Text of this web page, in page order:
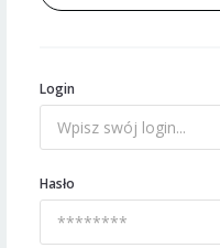
Login
Hasło